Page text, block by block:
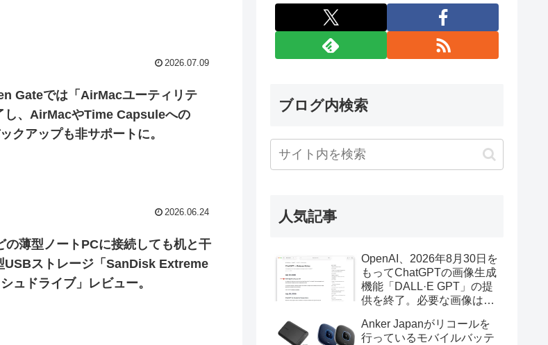
2026.07.09
Gateでは「AirMacユーティリテ
し、AirMacやTime Capsuleへの
クアップも非サポートに。
2026.06.24
薄型ノートPCに接続しても机と干
USBストレージ「SanDisk Extreme
ュドライブ」レビュー。
ブログ内検索
人気記事
OpenAI、2026年8月30日を
もってChatGPTの画像生成
機能「DALL·E GPT」の提
供を終了。必要な画像は期
Anker Japanがリコールを
行っているモバイルバッテ